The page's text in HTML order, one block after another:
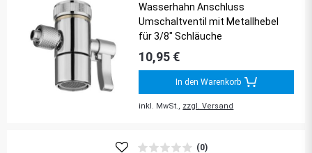
Wasserhahn Anschluss
Umschaltventil mit Metallhebel
für 3/8" Schläuche
10,95 €
In den Warenkorb
inkl. MwSt., zzgl. Versand
(0)